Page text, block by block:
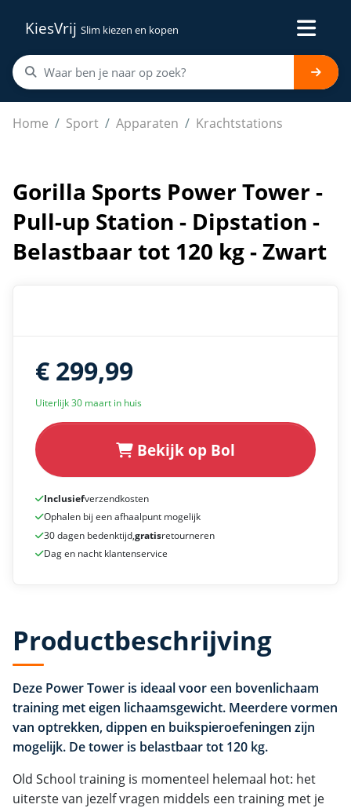
KiesVrij Slim kiezen en kopen
Home Sport Apparaten Krachtstations
Gorilla Sports Power Tower - Pull-up Station -
Gorilla Sports Power Tower -
Pull-up Station - Dipstation -
Belastbaar tot 120 kg - Zwart
€ 299,99
Uiterlijk 30 maart in huis
Bekijk op Bol
Inclusiefverzendkosten
Ophalen bij een afhaalpunt mogelijk
30 dagen bedenktijd,gratisretourneren
Dag en nacht klantenservice
Productbeschrijving
Deze Power Tower is ideaal voor een bovenlichaam
training met eigen lichaamsgewicht. Meerdere vormen
van optrekken, dippen en buikspieroefeningen zijn
mogelijk. De tower is belastbaar tot 120 kg.
Old School training is momenteel helemaal hot: het
uiterste van jezelf vragen middels een training met je